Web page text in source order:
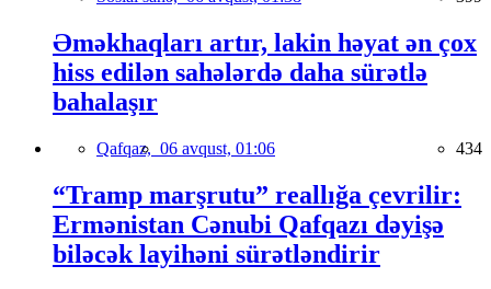
Əməkhaqları artır, lakin həyat ən çox
hiss edilən sahələrdə daha sürətlə
bahalaşır
Qafqaz, 06 avqust, 01:06 434
“Tramp marşrutu” reallığa çevrilir:
Ermənistan Cənubi Qafqazı dəyişə
biləcək layihəni sürətləndirir